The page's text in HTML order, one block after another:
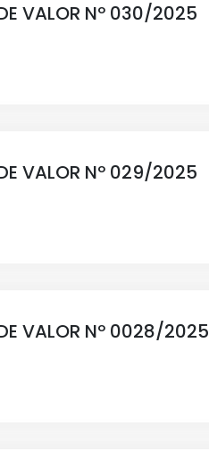
VALOR Nº 030/2025
VALOR Nº 029/2025
VALOR Nº 0028/2025